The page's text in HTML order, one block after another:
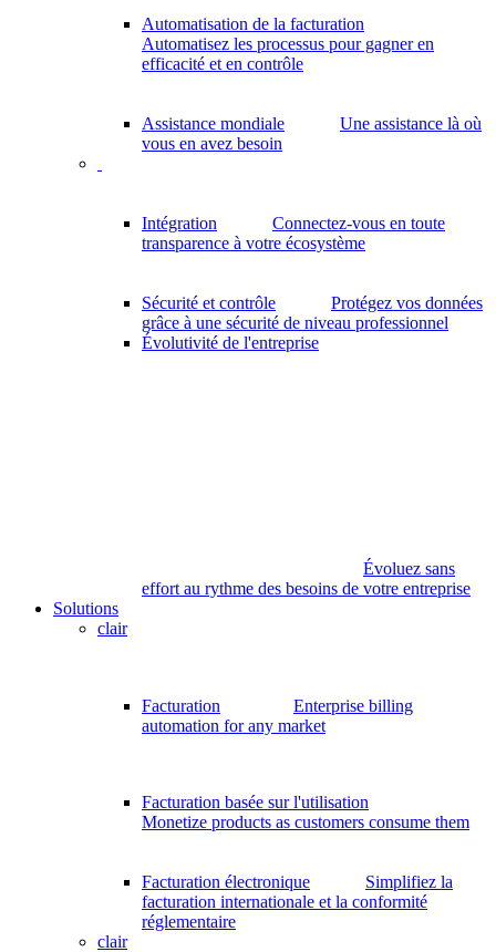
Automatisation de la facturation
Automatisez les processus pour gagner en
efficacité et en contrôle
Assistance mondiale
Une assistance là où
vous en avez besoin
Intégration
Connectez-vous en toute
transparence à votre écosystème
Sécurité et contrôle
Protégez vos données
grâce à une sécurité de niveau professionnel
Évolutivité de l'entreprise
Évoluez sans
effort au rythme des besoins de votre entreprise
Solutions
clair
Facturation
Enterprise billing
automation for any market
Facturation basée sur l'utilisation
Monetize products as customers consume them
Facturation électronique
Simplifiez la
facturation internationale et la conformité
réglementaire
clair